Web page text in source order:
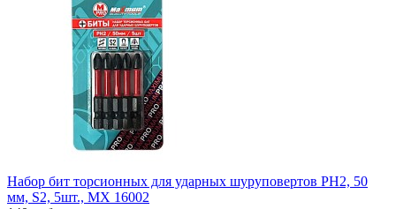
Набор бит торсионных для ударных шуруповертов PH2, 50
мм, S2, 5шт., MX 16002